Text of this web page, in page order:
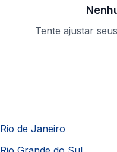
Tente ajustar
Rio de Janeiro